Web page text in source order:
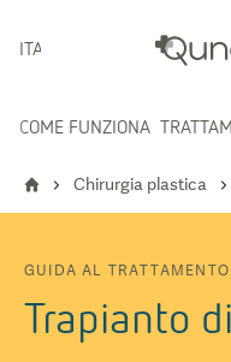
ITALIANO
COME FUNZIONA
Chirurgia plastica
GUIDA AL TRATTAMENTO
Trapianto